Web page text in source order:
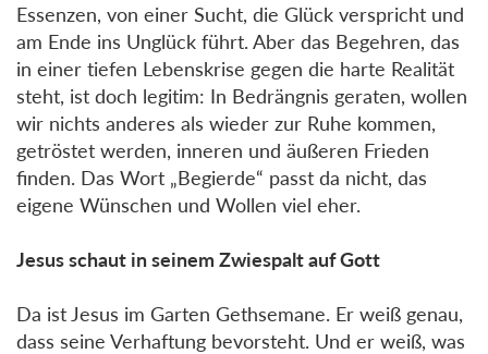
Essenzen, von einer Sucht, die Glück verspricht und
am Ende ins Unglück führt. Aber das Begehren, das
in einer tiefen Lebenskrise gegen die harte Realität
steht, ist doch legitim: In Bedrängnis geraten, wollen
wir nichts anderes als wieder zur Ruhe kommen,
getröstet werden, inneren und äußeren Frieden
finden. Das Wort „Begierde“ passt da nicht, das
eigene Wünschen und Wollen viel eher.
Jesus schaut in seinem Zwiespalt auf Gott
Da ist Jesus im Garten Gethsemane. Er weiß genau,
dass seine Verhaftung bevorsteht. Und er weiß, was